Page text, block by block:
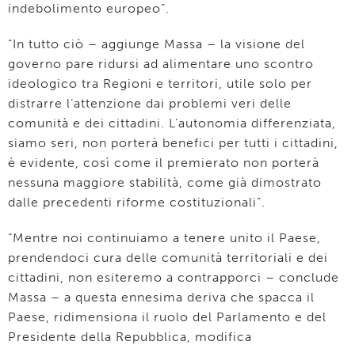
indebolimento europeo”.
“In tutto ciò – aggiunge Massa – la visione del
governo pare ridursi ad alimentare uno scontro
ideologico tra Regioni e territori, utile solo per
distrarre l’attenzione dai problemi veri delle
comunità e dei cittadini. L’autonomia differenziata,
siamo seri, non porterà benefici per tutti i cittadini,
è evidente, così come il premierato non porterà
nessuna maggiore stabilità, come già dimostrato
dalle precedenti riforme costituzionali”.
“Mentre noi continuiamo a tenere unito il Paese,
prendendoci cura delle comunità territoriali e dei
cittadini, non esiteremo a contrapporci – conclude
Massa – a questa ennesima deriva che spacca il
Paese, ridimensiona il ruolo del Parlamento e del
Presidente della Repubblica, modifica